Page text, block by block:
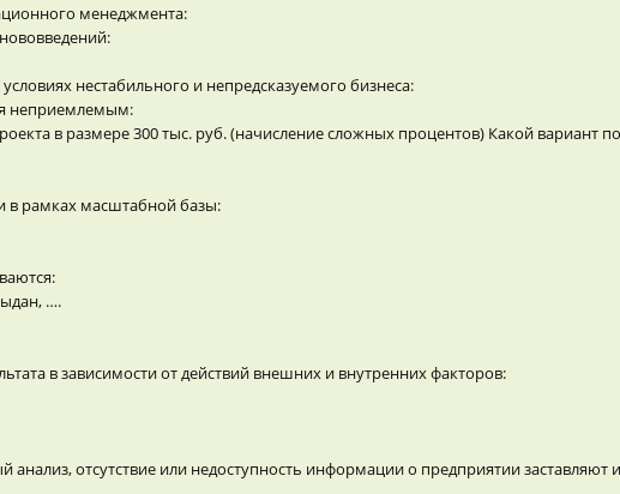
менеджмента:
нестабильного и непредсказуемого бизнеса:
неприемлемым:
в размере 300 тыс. руб. (начисление сложных процентов) Какой вариант
в рамках масштабной базы:
….
в зависимости от действий внешних и внутренних факторов:
отсутствие или недоступность информации о предприятии заставляют